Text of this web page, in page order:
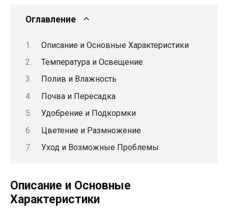
Оглавление
Описание и Основные Характеристики
Температура и Освещение
Полив и Влажность
Почва и Пересадка
Удобрение и Подкормки
Цветение и Размножение
Уход и Возможные Проблемы
Описание и Основные
Характеристики